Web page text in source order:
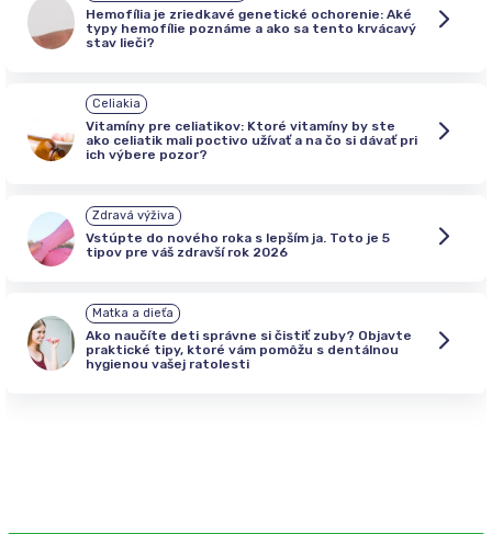
Hemofília je zriedkavé genetické ochorenie: Aké
typy hemofílie poznáme a ako sa tento krvácavý
stav lieči?
Celiakia
Vitamíny pre celiatikov: Ktoré vitamíny by ste
ako celiatik mali poctivo užívať a na čo si dávať pri
ich výbere pozor?
Zdravá výživa
Vstúpte do nového roka s lepším ja. Toto je 5
tipov pre váš zdravší rok 2026
Matka a dieťa
Ako naučíte deti správne si čistiť zuby? Objavte
praktické tipy, ktoré vám pomôžu s dentálnou
hygienou vašej ratolesti